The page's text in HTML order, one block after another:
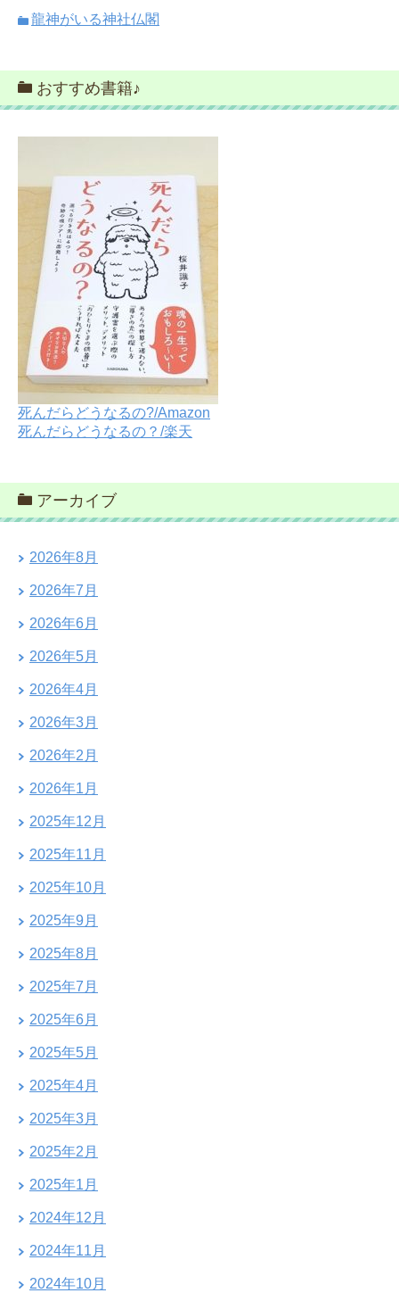
龍神がいる神社仏閣
おすすめ書籍♪
死んだらどうなるの?/Amazon
死んだらどうなるの？/楽天
アーカイブ
2026年8月
2026年7月
2026年6月
2026年5月
2026年4月
2026年3月
2026年2月
2026年1月
2025年12月
2025年11月
2025年10月
2025年9月
2025年8月
2025年7月
2025年6月
2025年5月
2025年4月
2025年3月
2025年2月
2025年1月
2024年12月
2024年11月
2024年10月